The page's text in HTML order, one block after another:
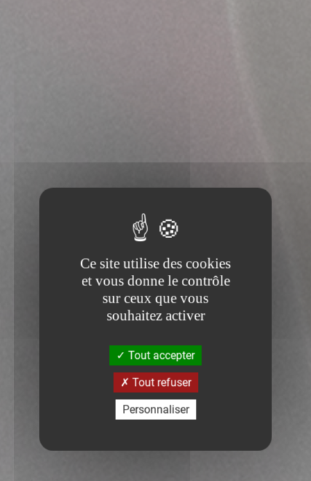
Ce site utilise des cookies
et vous donne le contrôle
sur ceux que vous
souhaitez activer
Tout accepter
Tout refuser
Personnaliser